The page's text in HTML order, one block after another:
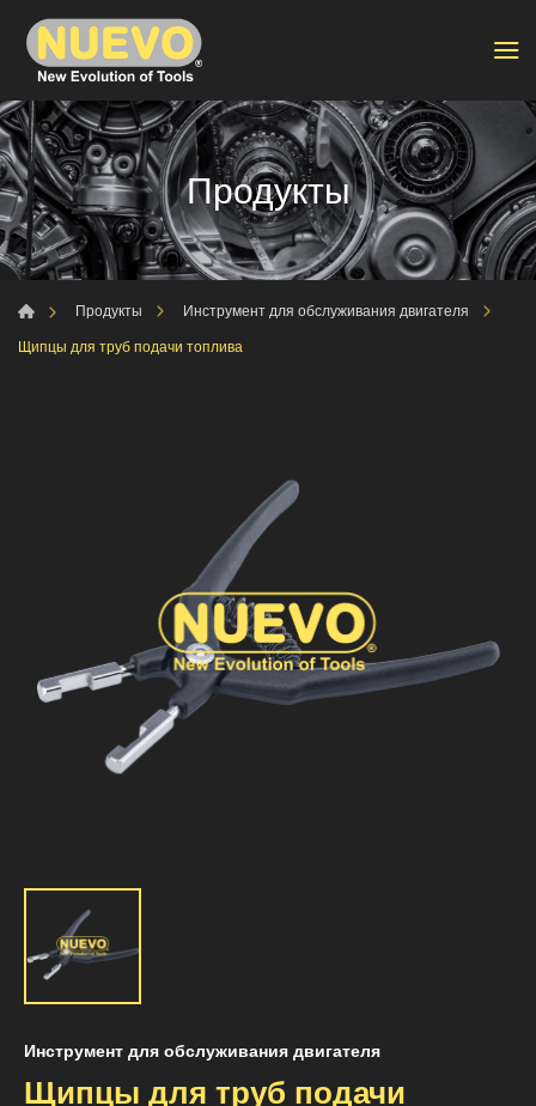
Продукты
Продукты
Инструмент для обслуживания двигателя
Щипцы для труб подачи топлива
Инструмент для обслуживания двигателя
Щипцы для труб подачи